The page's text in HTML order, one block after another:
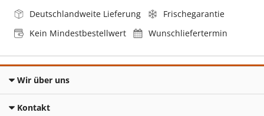
Deutschlandweite Lieferung
Frischegarantie
Kein Mindestbestellwert
Wunschliefertermin
Wir über uns
Kontakt